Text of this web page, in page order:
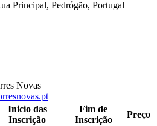
Principal, Pedrógão, Portugal
Novas
Inicio das
Inscrição
Fim de
Inscrição
Preço